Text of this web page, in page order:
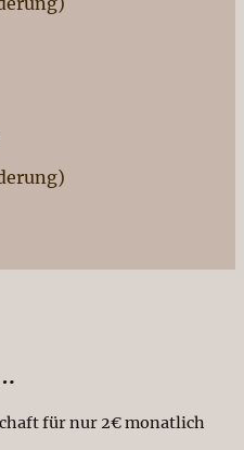
für nur 2€ monatlich